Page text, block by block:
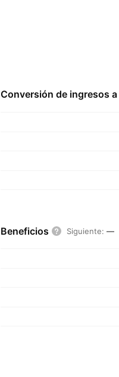
Conversión de ingresos a
Beneficios Siguiente: —